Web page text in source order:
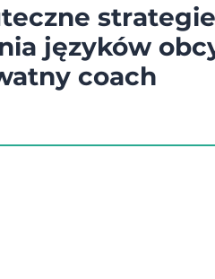
strategie
języków
coach